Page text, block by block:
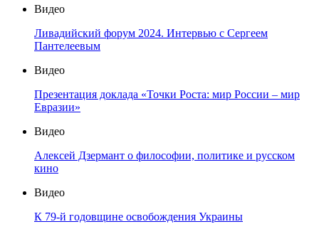
Видео
Ливадийский форум 2024. Интервью с Сергеем
Пантелеевым
Видео
Презентация доклада «Точки Роста: мир России – мир
Евразии»
Видео
Алексей Дзермант о философии, политике и русском
кино
Видео
К 79-й годовщине освобождения Украины